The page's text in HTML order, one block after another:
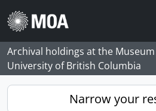
Skip to main content
Archival holdings at the
University of British Columbia
Narrow your